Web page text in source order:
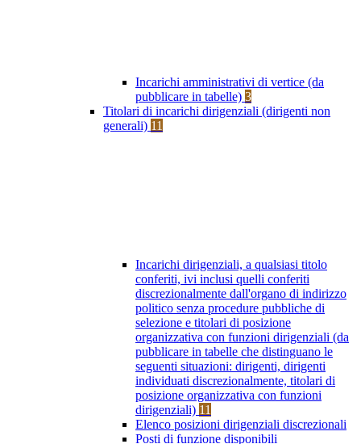
Incarichi amministrativi di vertice (da
pubblicare in tabelle) 3
Titolari di incarichi dirigenziali (dirigenti non
generali) 11
Incarichi dirigenziali, a qualsiasi titolo
conferiti, ivi inclusi quelli conferiti
discrezionalmente dall'organo di indirizzo
politico senza procedure pubbliche di
selezione e titolari di posizione
organizzativa con funzioni dirigenziali (da
pubblicare in tabelle che distinguano le
seguenti situazioni: dirigenti, dirigenti
individuati discrezionalmente, titolari di
posizione organizzativa con funzioni
dirigenziali) 11
Elenco posizioni dirigenziali discrezionali
Posti di funzione disponibili